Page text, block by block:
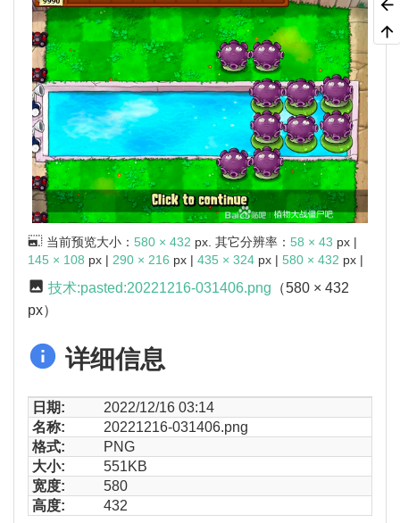
当前预览大小： 580 × 432 px. 其它分辨率： 58 × 43 px |
145 × 108 px | 290 × 216 px | 435 × 324 px | 580 × 432 px |
技术:pasted:20221216-031406.png （580 × 432
px）
详细信息
日期:
2022/12/16 03:14
名称:
20221216-031406.png
格式:
PNG
大小:
551KB
宽度:
580
高度:
432